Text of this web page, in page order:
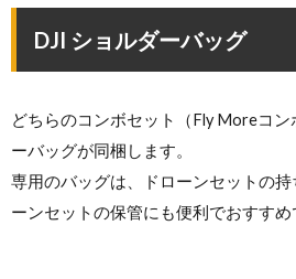
DJI ショルダーバッグ
どちらのコンボセット（Fly Moreコ
ーバッグが同梱します。
専用のバッグは、ドローンセットの
ーンセットの保管にも便利でおすすめ